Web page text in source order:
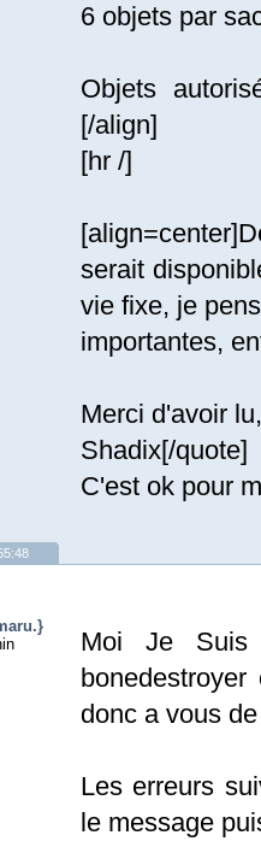
6 objets par
Objets
[/align]
[hr /]
serait
vie fixe, je
importantes,
Merci d'avoir lu,
Shadix[/quote]
C'est ok pour
Moi Je
donc a vous
Les erreurs
le message